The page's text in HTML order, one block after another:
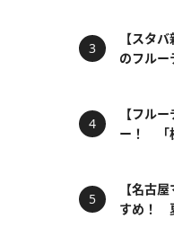
【スタ
のフルー
【フル
ー！ 「
【名古
すめ！